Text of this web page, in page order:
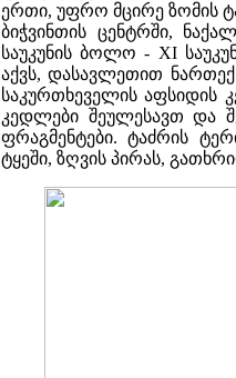
ერთი, უფრო მცირე ზომის
ბიჭვინთის ცენტრში,
საუკუნის ბოლო - XI
აქვს, დასავლეთით
საკურთხეველის აფსიდის
კედლები შეულესავთ და
ფრაგმენტები. ტაძრის
ტყეში, ზღვის პირას,